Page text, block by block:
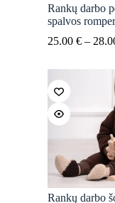
Rankų darbo
spalvos
25.00 € –
Rankų darbo